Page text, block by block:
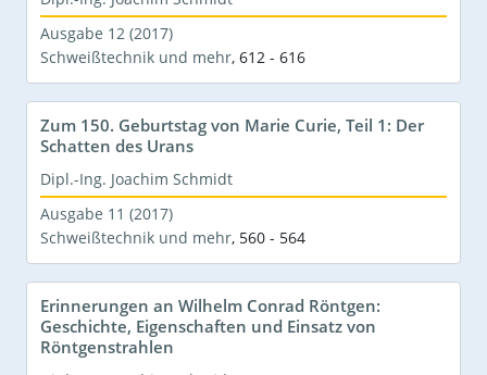
Ausgabe 12 (2017)
Schweißtechnik und mehr, 612 - 616
Zum 150. Geburtstag von Marie Curie, Teil 1: Der
Schatten des Urans
Dipl.-Ing. Joachim Schmidt
Ausgabe 11 (2017)
Schweißtechnik und mehr, 560 - 564
Erinnerungen an Wilhelm Conrad Röntgen:
Geschichte, Eigenschaften und Einsatz von
Röntgenstrahlen